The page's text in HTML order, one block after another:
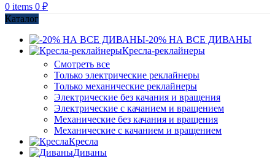
0 items 0 ₽
Каталог
-20% НА ВСЕ ДИВАНЫ
Кресла-реклайнеры
Смотреть все
Только электрические реклайнеры
Только механические реклайнеры
Электрические без качания и вращения
Электрические с качанием и вращением
Механические без качания и вращения
Механические с качанием и вращением
Кресла
Диваны